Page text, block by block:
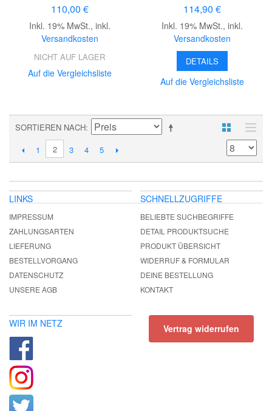
110,00 €
Inkl. 19% MwSt., inkl.
Versandkosten
NICHT AUF LAGER
Auf die Vergleichsliste
114,90 €
Inkl. 19% MwSt.,inkl.
Versandkosten
DETAILS
Auf die Vergleichsliste
SORTIEREN NACH
1
2 3 4 5
LINKS
IMPRESSUM
ZAHLUNGSARTEN
LIEFERUNG
BESTELLVORGANG
DATENSCHUTZ
UNSERE AGB
SCHNELLZUGRIFFE
BELIEBTE SUCHBEGRIFFE
DETAIL PRODUKTSUCHE
PRODUKT ÜBERSICHT
WIDERRUF & FORMULAR
DEINE BESTELLUNG
KONTAKT
WIR IM NETZ Vertrag widerrufen